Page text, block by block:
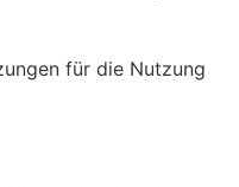
für die Nutzung